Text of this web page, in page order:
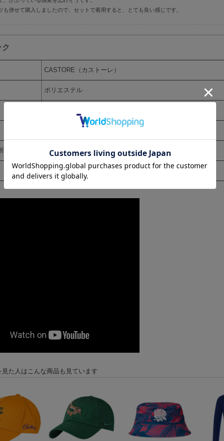
も併せて購入しましたので、セットで着用すると、とても良い感じです。
CASTORE（カストーレ）
ポリエステル
海外メーカー在庫(お届けまで10～15日程度)
見た人はこんな商品も見ています